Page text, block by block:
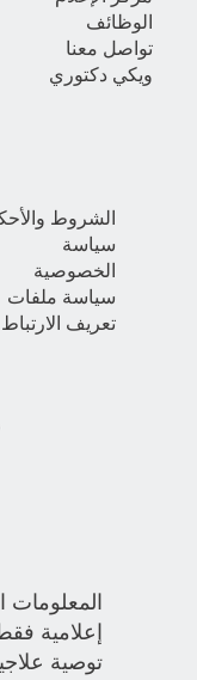
الوظائف
تواصل معنا
ويكي دكتوري
الشروط
سياسة
الخصوصية
سياسة ملفات
تعريف الارتباط
إعلامية
توصية